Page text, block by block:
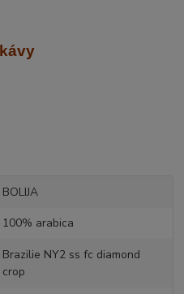
BOLIJA
100% arabica
Brazilie NY2 ss fc diamond
crop